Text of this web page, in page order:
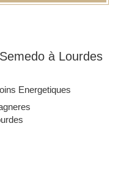
à Lourdes
Energetiques